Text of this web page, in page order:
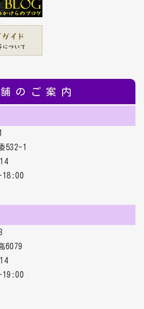
のご案内
532-1
18:00
6079
19:00